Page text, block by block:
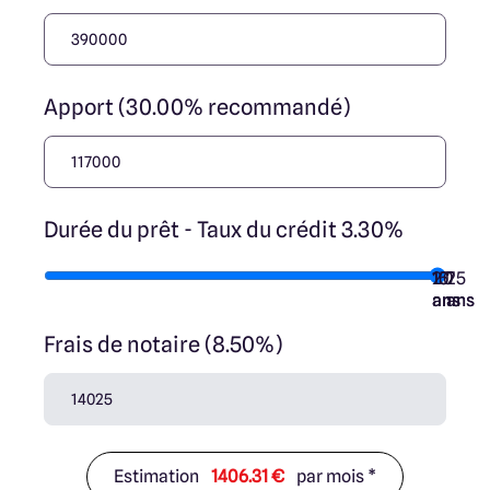
Apport (30.00% recommandé)
Durée du prêt - Taux du crédit 3.30%
7
ans
10
ans
15
ans
20
ans
25
ans
Frais de notaire (8.50%)
Estimation 1406.31 € par mois *